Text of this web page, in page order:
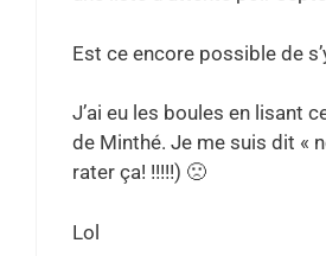
Est ce encore possible de
J’ai eu les boules en lisant
de Minthé. Je me suis dit «
rater ça! !!!!!) 🙁
Lol